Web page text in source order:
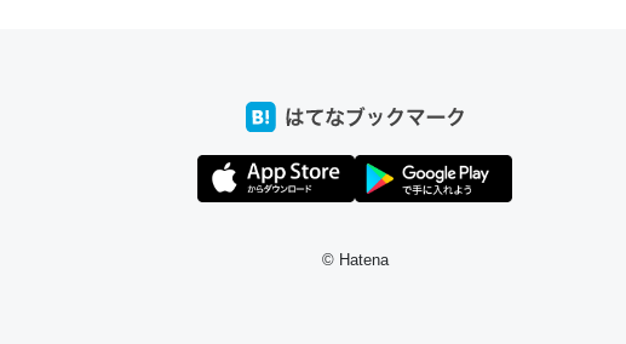
きる。一生で親と会える残り時間を日数にすると1週間とかの人が多いそうだけ
© Hatena